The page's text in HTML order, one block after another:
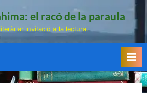
el racó de la paraula
invitació a la lectura.